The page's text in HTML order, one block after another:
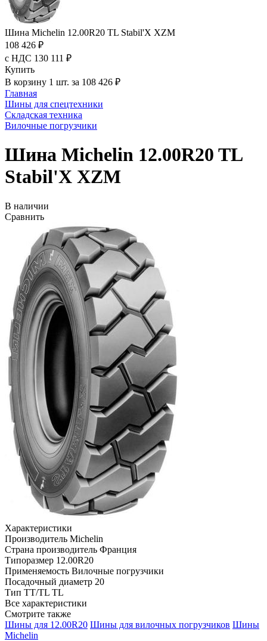
Шина Michelin 12.00R20 TL Stabil'X XZM
108 426 ₽
с НДС 130 111 ₽
Купить
В корзину 1 шт. за 108 426 ₽
Главная
Шины для спецтехники
Складская техника
Вилочные погрузчики
Шина Michelin 12.00R20 TL
Stabil'X XZM
В наличии
Сравнить
Характеристики
Производитель Michelin
Страна производитель Франция
Типоразмер 12.00R20
Применяемость Вилочные погрузчики
Посадочный диаметр 20
Тип TT/TL TL
Все характеристики
Смотрите также
Шины для 12.00R20 Шины для вилочных погрузчиков Шины
Michelin